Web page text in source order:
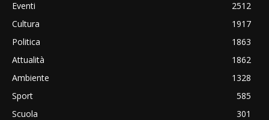
Eventi
2512
Cultura
1917
Politica
1863
Attualità
1862
Ambiente
1328
Sport
585
Scuola
301